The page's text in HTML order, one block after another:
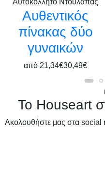
Αυθεντικός
πίνακας δύο
γυναικών
από 21,34€30,49€
Το Houseart
Ακολουθήστε μας στα social